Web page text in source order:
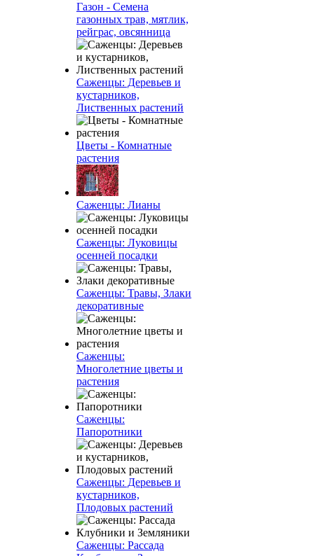
Газон - Семена
газонных трав, мятлик,
рейграс, овсянница
Саженцы: Деревьев и
кустарников,
Лиственных растений
Цветы - Комнатные
растения
Саженцы: Лианы
Саженцы: Луковицы
осенней посадки
Саженцы: Травы, Злаки
декоративные
Саженцы:
Многолетние цветы и
растения
Саженцы:
Папоротники
Саженцы: Деревьев и
кустарников,
Плодовых растений
Саженцы: Рассада